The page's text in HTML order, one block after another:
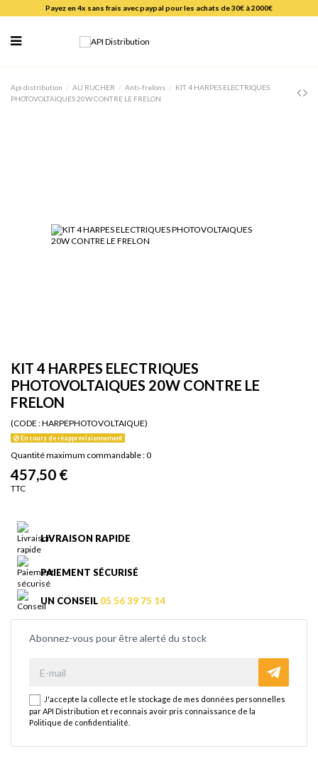
Payez en 4x sans frais avec paypal pour les achats de 30€ à 2000€
Api distribution AU RUCHER Anti-frelons
KIT 4 HARPES ELECTRIQUES
PHOTOVOLTAIQUES 20W CONTRE LE FRELON
KIT 4 HARPES ELECTRIQUES
PHOTOVOLTAIQUES 20W CONTRE LE
FRELON
(CODE :HARPEPHOTOVOLTAIQUE)
En cours de réapprovisionnement
Quantité maximum commandable : 0
457,50 €
TTC
LIVRAISON RAPIDE
PAIEMENT SÉCURISÉ
UN CONSEIL 05 56 39 75 14
Abonnez-vous pour être alerté du stock
J'accepte la collecte et le stockage de mes données personnelles
par API Distribution et reconnais avoir pris connaissance de la
Politique de confidentialité